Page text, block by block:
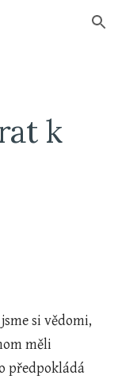
Skip to navigation
k
si vědomi,
měli
předpokládá